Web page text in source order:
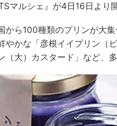
マルシェ』が4日16日より
から100種類のプリンが大
やかな「彦根イイプリン（
（大）カスタード」など、